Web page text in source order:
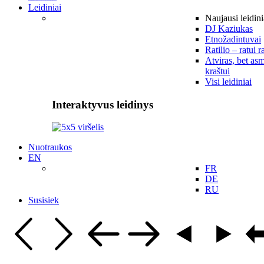
Leidiniai
Naujausi
DJ Kaziukas
Etnožadintuvai
Ratilio – ratui
Atviras, bet
kraštui
Visi leidiniai
Interaktyvus leidinys
Nuotraukos
EN
FR
DE
RU
Susisiek